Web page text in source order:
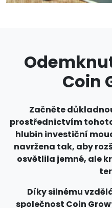
Coin
Začněte
prostřednictvím
hlubin investiční
navržena tak, aby
osvětlila jemné, ale
Díky silnému
společnost Coin